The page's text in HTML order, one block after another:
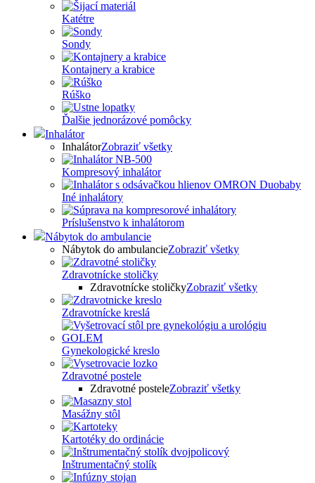
Katétre
Sondy
Kontajnery a krabice
Rúško
Ďalšie jednorázové pomôcky
Inhalátor
InhalátorZobraziť všetky
Kompresový inhalátor
Iné inhalátory
Príslušenstvo k inhalátorom
Nábytok do ambulancie
Nábytok do ambulancieZobraziť všetky
Zdravotnícke stoličky
Zdravotnícke stoličkyZobraziť všetky
Zdravotnícke kreslá
Gynekologické kreslo
Zdravotné postele
Zdravotné posteleZobraziť všetky
Masážny stôl
Kartotéky do ordinácie
Inštrumentačný stolík